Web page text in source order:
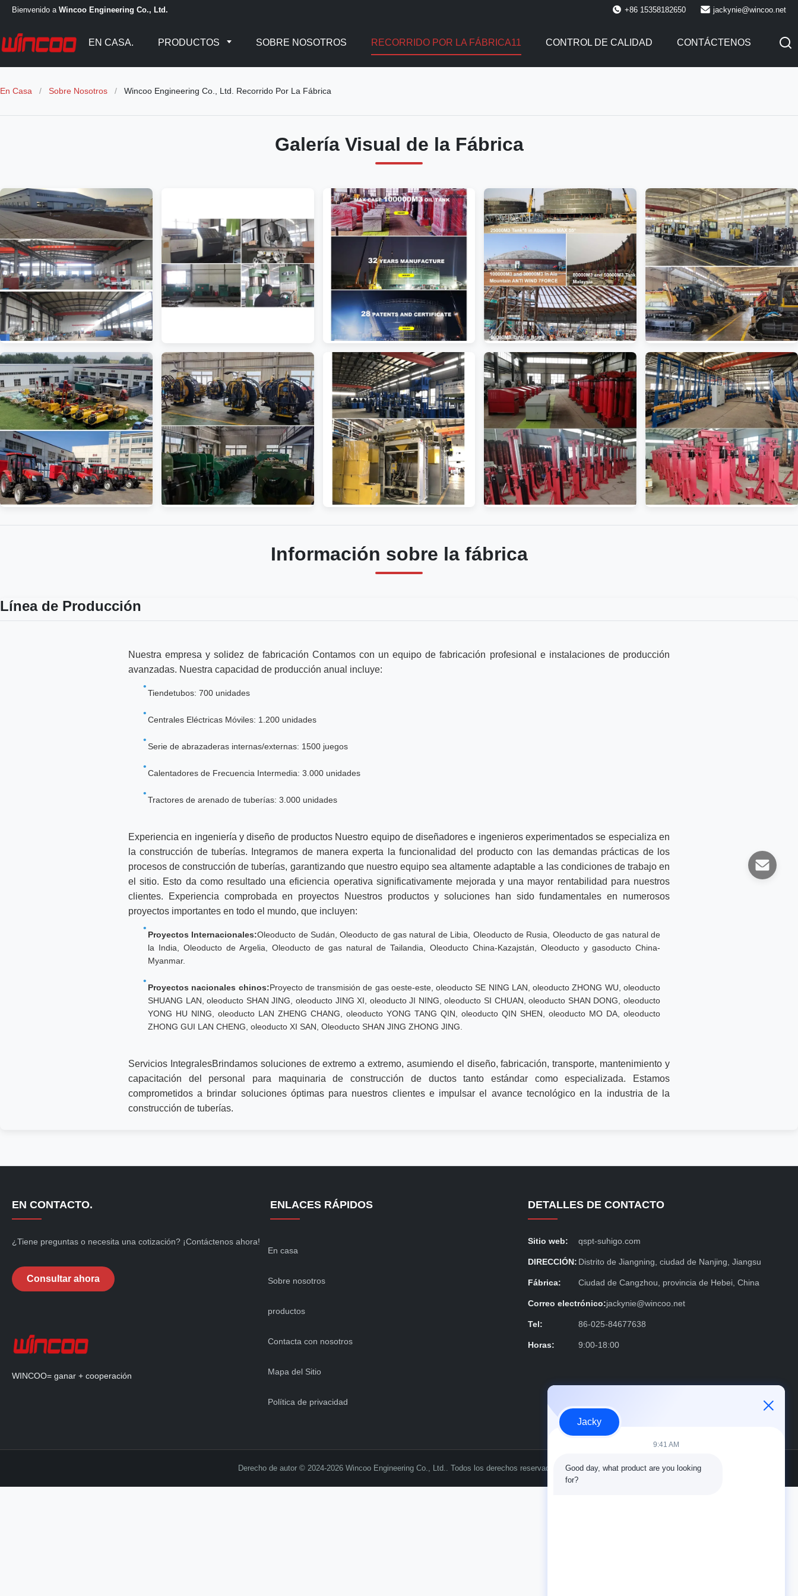
Bienvenido a Wincoo Engineering Co., Ltd. +86 15358182650 jackynie@wincoo.net
EN CASA. PRODUCTOS SOBRE NOSOTROS RECORRIDO POR LA FÁBRICA11 CONTROL DE CALIDAD CONTÁCTENOS
En Casa / Sobre Nosotros / Wincoo Engineering Co., Ltd. Recorrido Por La Fábrica
Galería Visual de la Fábrica
Información sobre la fábrica
Línea de Producción
Nuestra empresa y solidez de fabricación Contamos con un equipo de fabricación profesional e instalaciones de producción
avanzadas. Nuestra capacidad de producción anual incluye:
Tiendetubos: 700 unidades
Centrales Eléctricas Móviles: 1.200 unidades
Serie de abrazaderas internas/externas: 1500 juegos
Calentadores de Frecuencia Intermedia: 3.000 unidades
Tractores de arenado de tuberías: 3.000 unidades
Experiencia en ingeniería y diseño de productos Nuestro equipo de diseñadores e ingenieros experimentados se especializa en
la construcción de tuberías. Integramos de manera experta la funcionalidad del producto con las demandas prácticas de los
procesos de construcción de tuberías, garantizando que nuestro equipo sea altamente adaptable a las condiciones de trabajo en
el sitio. Esto da como resultado una eficiencia operativa significativamente mejorada y una mayor rentabilidad para nuestros
clientes. Experiencia comprobada en proyectos Nuestros productos y soluciones han sido fundamentales en numerosos
proyectos importantes en todo el mundo, que incluyen:
Proyectos Internacionales:Oleoducto de Sudán, Oleoducto de gas natural de Libia, Oleoducto de Rusia, Oleoducto de gas natural de
la India, Oleoducto de Argelia, Oleoducto de gas natural de Tailandia, Oleoducto China-Kazajstán, Oleoducto y gasoducto China-
Myanmar.
Proyectos nacionales chinos:Proyecto de transmisión de gas oeste-este, oleoducto SE NING LAN, oleoducto ZHONG WU, oleoducto
SHUANG LAN, oleoducto SHAN JING, oleoducto JING XI, oleoducto JI NING, oleoducto SI CHUAN, oleoducto SHAN DONG, oleoducto
YONG HU NING, oleoducto LAN ZHENG CHANG, oleoducto YONG TANG QIN, oleoducto QIN SHEN, oleoducto MO DA, oleoducto
ZHONG GUI LAN CHENG, oleoducto XI SAN, Oleoducto SHAN JING ZHONG JING.
Servicios IntegralesBrindamos soluciones de extremo a extremo, asumiendo el diseño, fabricación, transporte, mantenimiento y
capacitación del personal para maquinaria de construcción de ductos tanto estándar como especializada. Estamos
comprometidos a brindar soluciones óptimas para nuestros clientes e impulsar el avance tecnológico en la industria de la
construcción de tuberías.
EN CONTACTO.
¿Tiene preguntas o necesita una cotización? ¡Contáctenos ahora!
Consultar ahora
WINCOO= ganar + cooperación
ENLACES RÁPIDOS
En casa
Sobre nosotros
productos
Contacta con nosotros
Mapa del Sitio
Política de privacidad
DETALLES DE CONTACTO
Sitio web: qspt-suhigo.com
DIRECCIÓN: Distrito de Jiangning, ciudad de Nanjing, Jiangsu
Fábrica: Ciudad de Cangzhou, provincia de Hebei, China
Correo electrónico:jackynie@wincoo.net
Tel: 86-025-84677638
Horas: 9:00-18:00
Derecho de autor © 2024-2026 Wincoo Engineering Co., Ltd.. Todos los derechos reservados.
Jacky
9:41 AM
Good day, what product are you looking
for?